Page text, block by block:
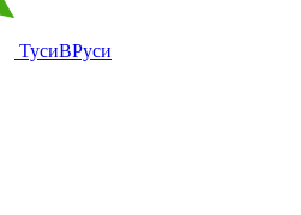
ТусиВРуси